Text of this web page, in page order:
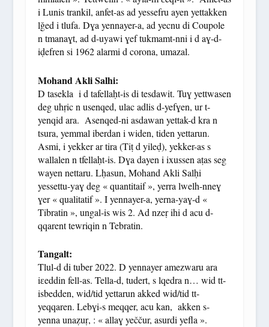
i Lunis trankil, anfet-as ad yessefru ayen yettakken
lǧed i tlufa. Dɣa yennayer-a, ad yecnu di Coupole
n tmanaɣt, ad d-uyawi ɣef tukmamt-nni i d aɣ-d-
iḍefren si 1962 alarmi d corona, umazal.
Mohand Akli Salhi:
D tasekla i d tafellaḥt-is di tesdawit. Tuɣ yettwasen
deg uhṛic n usenqed, ulac adlis d-yefɣen, ur t-
yenqid ara. Asenqed-ni asdawan yettak-d kra n
tsura, yemmal iberdan i widen, tiden yettarun.
Asmi, i yekker ar tira (Tiṭ d yileḍ), yekker-as s
wallalen n tfellaḥt-is. Dɣa dayen i ixussen aṭas seg
wayen nettaru. Lḥasun, Mohand Akli Salḥi
yessettu-yaɣ deg « quantitaif », yerra lwelh-nneɣ
ɣer « qualitatif ». I yennayer-a, yerna-yaɣ-d «
Tibratin », ungal-is wis 2. Ad nzeṛ ihi d acu d-
qqarent tewriqin n Tebratin.
Tangalt:
Tlul-d di tuber 2022. D yennayer amezwaru ara
iɛeddin fell-as. Tella-d, tudert, s lqedra n… wid tt-
isbedden, wid/tid yettarun akked wid/tid tt-
yeqqaren. Lebɣi-s meqqer, acu kan, akken s-
yenna unaẓuṛ, : « allaɣ yeččur, asurdi yefla ».